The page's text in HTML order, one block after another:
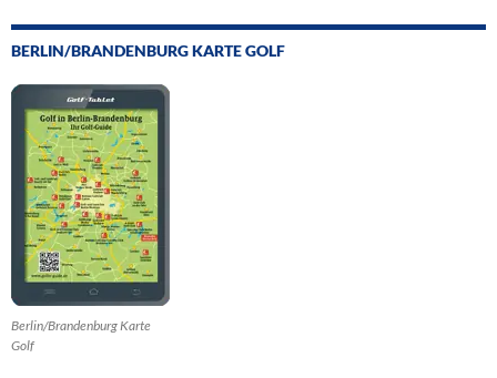
BERLIN/BRANDENBURG KARTE GOLF
Berlin/Brandenburg Karte
Golf